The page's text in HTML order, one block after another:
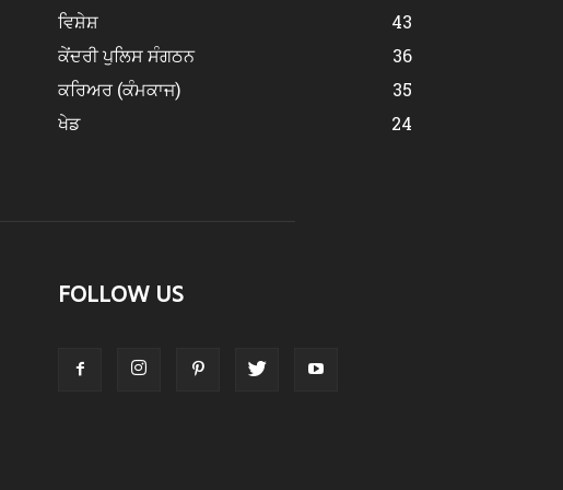
ਵਿਸ਼ੇਸ਼
43
ਕੇਂਦਰੀ ਪੁਲਿਸ ਸੰਗਠਨ
36
ਕਰਿਅਰ (ਕੰਮਕਾਜ)
35
ਖੇਡ
24
FOLLOW US